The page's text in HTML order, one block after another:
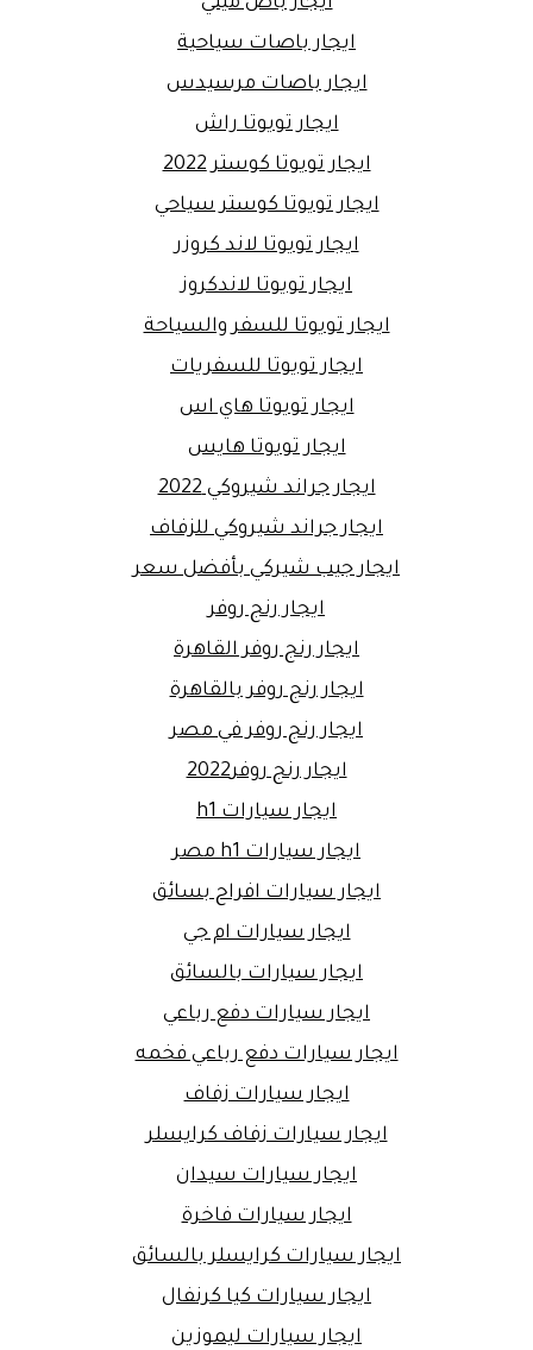
ايجار باصات سياحية
ايجار باصات مرسيدس
ايجار تويوتا راش
ايجار تويوتا كوستر 2022
ايجار تويوتا كوستر سياحي
ايجار تويوتا لاند كروزر
ايجار تويوتا لاندكروز
ايجار تويوتا للسفر والسياحة
ايجار تويوتا للسفريات
ايجار تويوتا هاي اس
ايجار تويوتا هايس
ايجار جراند شيروكي 2022
ايجار جراند شيروكي للزفاف
ايجار جيب شيركي بأفضل سعر
ايجار رنج روفر
ايجار رنج روفر القاهرة
ايجار رنج روفر بالقاهرة
ايجار رنج روفر في مصر
ايجار رنج روفر2022
ايجار سيارات h1
ايجار سيارات h1 مصر
ايجار سيارات افراح بسائق
ايجار سيارات ام جي
ايجار سيارات بالسائق
ايجار سيارات دفع رباعي
ايجار سيارات دفع رباعي فخمه
ايجار سيارات زفاف
ايجار سيارات زفاف كرايسلر
ايجار سيارات سيدان
ايجار سيارات فاخرة
ايجار سيارات كرايسلر بالسائق
ايجار سيارات كيا كرنفال
ايجار سيارات ليموزين